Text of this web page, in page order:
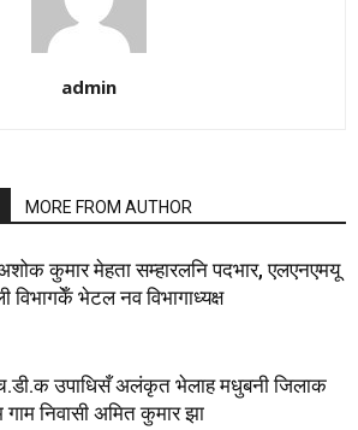
admin
MORE FROM AUTHOR
कुमार मेहता सम्हारलनि पदभार, एलएनएमयू
विभागकेँ भेटल नव विभागाध्यक्ष
उपाधिसँ अलंकृत भेलाह मधुबनी जिलाक
गाम निवासी अमित कुमार झा